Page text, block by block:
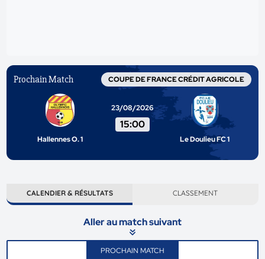
Prochain Match COUPE DE FRANCE CRÉDIT AGRICOLE
Hallennes O. 1
23/08/2026
15:00
Le Doulieu FC 1
CALENDIER & RÉSULTATS CLASSEMENT
Aller au match suivant
PROCHAIN MATCH